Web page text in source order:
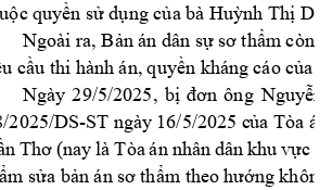
quyền sử dụng của bà Huỳnh Thị
Ngoài ra, Bản án dân sự sơ thẩm còn
cầu thi hành án, quyền kháng cáo của
Ngày 29/5/2025, bị đơn ông Nguyễn
2025/DS-ST ngày 16/5/2025 của Tòa án
Thơ (naylà Tòa án nhân dân khu vực
sửa bản án sơ thẩm theo hướng không